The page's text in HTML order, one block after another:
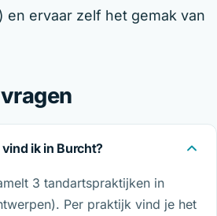
en ervaar zelf het gemak van
ik in Burcht?
3 tandartspraktijken in
Per praktijk vind je het